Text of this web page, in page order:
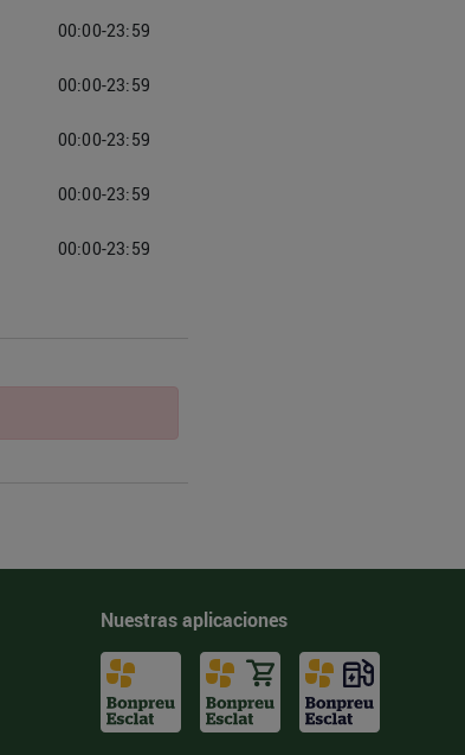
00:00-23:59
00:00-23:59
00:00-23:59
00:00-23:59
00:00-23:59
Nuestras aplicaciones